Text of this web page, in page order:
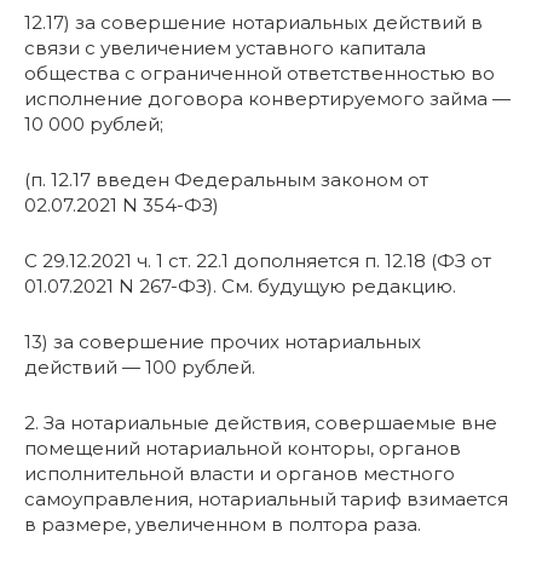
12.17) за совершение нотариальных действий в
связи с увеличением уставного капитала
общества с ограниченной ответственностью во
исполнение договора конвертируемого займа —
10 000 рублей;
(п. 12.17 введен Федеральным законом от
02.07.2021 N 354-ФЗ)
С 29.12.2021 ч. 1 ст. 22.1 дополняется п. 12.18 (ФЗ от
01.07.2021 N 267-ФЗ). См. будущую редакцию.
13) за совершение прочих нотариальных
действий — 100 рублей.
2. За нотариальные действия, совершаемые вне
помещений нотариальной конторы, органов
исполнительной власти и органов местного
самоуправления, нотариальный тариф взимается
в размере, увеличенном в полтора раза.